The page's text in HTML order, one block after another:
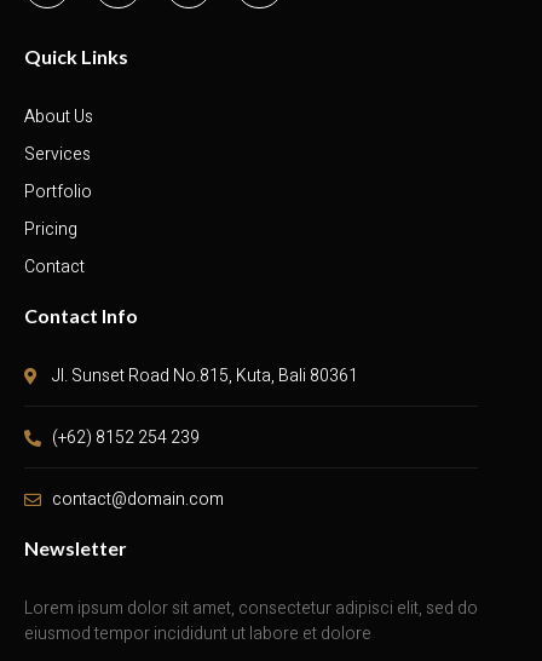
Quick Links
About Us
Services
Portfolio
Pricing
Contact
Contact Info
Jl. Sunset Road No.815, Kuta, Bali 80361
(+62) 8152 254 239
contact@domain.com
Newsletter
Lorem ipsum dolor sit amet, consectetur adipisci elit, sed do
eiusmod tempor incididunt ut labore et dolore